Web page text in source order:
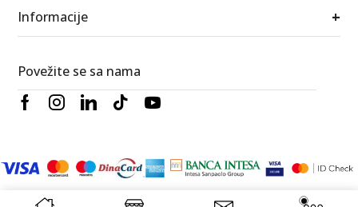
Informacije +
Povežite se sa nama